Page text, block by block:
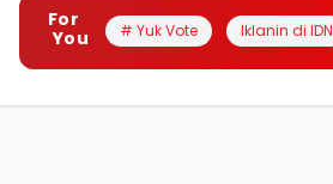
For
You
# Yuk Vote Iklanin di IDN